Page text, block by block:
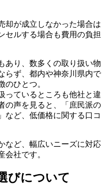
却が成立しなかった場合は
セルする場合も費用の負担
あり、数多くの取り扱い物
らず、都内や神奈川県内で
のひとつ。
っているところも他社と違
の声を見ると、「庶民派の
など、低価格に関する口コ
など、 幅広いニーズに対応
会社です。
びについて